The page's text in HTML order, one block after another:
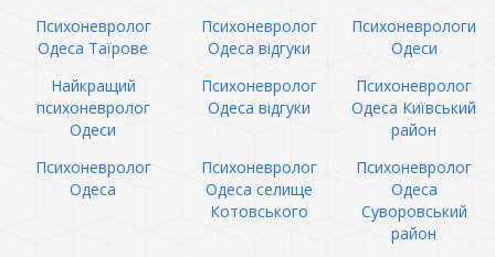
Психоневролог
Одеса Таїрове
Психоневролог
Одеса відгуки
Психоневрологи
Одеси
Найкращий
психоневролог
Одеси
Психоневролог
Одеса відгуки
Психоневролог
Одеса Київський
район
Психоневролог
Одеса
Психоневролог
Одеса селище
Котовського
Психоневролог
Одеса
Суворовський
район